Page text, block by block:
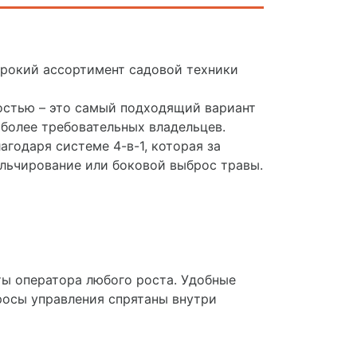
ассортимент садовой техники
– это самый подходящий вариант
требовательных владельцев.
системе 4-в-1, которая за
или боковой выброс травы.
оператора любого роста. Удобные
управления спрятаны внутри